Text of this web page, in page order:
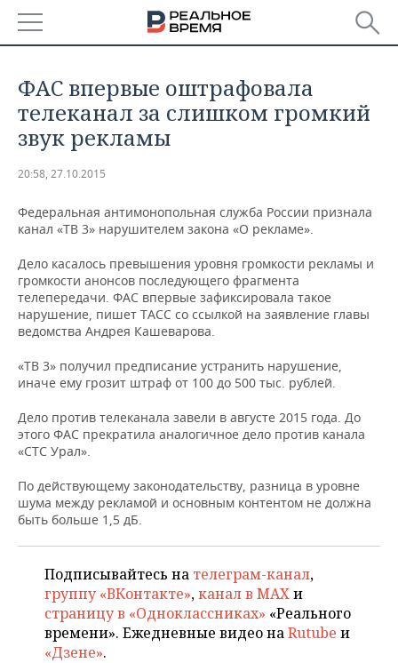
БАШКОРТОСТАН
ТАТАРСТАН
НОВОСТИ
АНАЛИТИКА
ДЕКЛАРАЦИИ О ДОХОДАХ
КОРОЛИ ГОСЗАКАЗА ПФО
ВУЗЫ ТАТАРСТАНА
ТОРГОВЫЕ ЦЕНТРЫ
ТАТАРСТАНА
НОВОСТИ ЭКОНОМИКИ
ФИНАНСЫ
БАНКИ
ИНВЕСТИЦИИ
ПРОМЫШЛЕННОСТЬ
НОВОСТИ
ПРОМЫШЛЕННОСТИ
АГРОПРОМ
МАШИНОСТРОЕНИЕ
НЕФТЬ
ОПК
ЭНЕРГЕТИКА
НЕДВИЖИМОСТЬ
НОВОСТИ НЕДВИЖИМОСТИ
АВТО
НОВОСТИ БИЗНЕСА
РОЗНИЧНАЯ ТОРГОВЛЯ
УСЛУГИ
ТЕХНОЛОГИИ
НОВОСТИ ТЕХНОЛОГИЙ
МЕДИА
МЕРОПРИЯТИЯ
ВЫЕЗДНАЯ РЕДАКЦИЯ
ONLINE-КОНФЕРЕНЦИИ
ОТКРЫТАЯ ЛЕКЦИЯ
НОВОСТИ СПОРТА
ХОККЕЙ
БАСКЕТБОЛ
ОБЩЕСТВО
ВЛАСТЬ
ИНФРАСТРУКТУРА
СЮЖЕТЫ
СПРАВОЧНИК
​ФАС впервые оштрафовала
телеканал за слишком громкий
звук рекламы
20:58, 27.10.2015
Федеральная антимонопольная служба России признала
канал «ТВ 3» нарушителем закона «О рекламе».
Дело касалось превышения уровня громкости рекламы и
громкости анонсов последующего фрагмента
телепередачи. ФАС впервые зафиксировала такое
нарушение, пишет ТАСС со ссылкой на заявление главы
ведомства Андрея Кашеварова.
«ТВ 3» получил предписание устранить нарушение,
иначе ему грозит штраф от 100 до 500 тыс. рублей.
Дело против телеканала завели в августе 2015 года. До
этого ФАС прекратила аналогичное дело против канала
«СТС Урал».
По действующему законодательству, разница в уровне
шума между рекламой и основным контентом не должна
быть больше 1,5 дБ.
Подписывайтесь на телеграм-канал,
группу «ВКонтакте»,канал в MAXи
страницу в «Одноклассниках» «Реального
времени». Ежедневные видео наRutube и
«Дзене».